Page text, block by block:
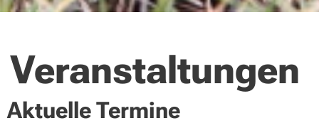
Veranstaltungen
Aktuelle Termine